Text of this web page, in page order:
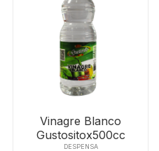
Vinagre Blanco
Gustositox500cc
DESPENSA